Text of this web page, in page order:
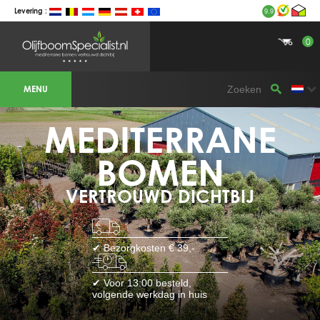
Levering : 9.9
BOTANICALGROUP WERKGEBIEDEN &
WEBSITES
OLIJFBOOMSPECIALIST.NL
OLIJFBOOMSPECIALIST.BE
LESPECIALISTEDESOLIVIERS.FR
OLIVENBAUM.DE
DRZEWAOLIWNE.PL
OLIVETREESPECIALIST.COM
Bomen
BOMEN.NL
GROENBLIJVENDEBOMEN.NL
GROENBLIJVENDEBOMEN.BE
PALMBOMENSPECIALIST.NL
IMMERGRUENEBAEUME.DE
Botanicalgroup
BOTANICALGROUP.EU
BOTANICALGROUP.DE
BOTANICALGROUP.BE
0
MENU
MEDITERRANE
BOMEN
VERTROUWD DICHTBIJ
✔ Bezorgkosten € 39,-
✔ Voor 13:00 besteld,
volgende werkdag in huis